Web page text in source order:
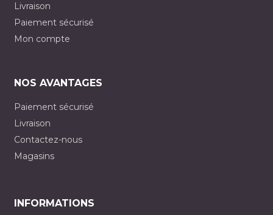
Livraison
Paiement sécurisé
Mon compte
NOS AVANTAGES
Paiement sécurisé
Livraison
Contactez-nous
Magasins
INFORMATIONS